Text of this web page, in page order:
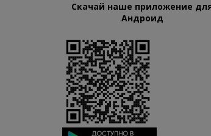
Скачай наше приложение
Андроид